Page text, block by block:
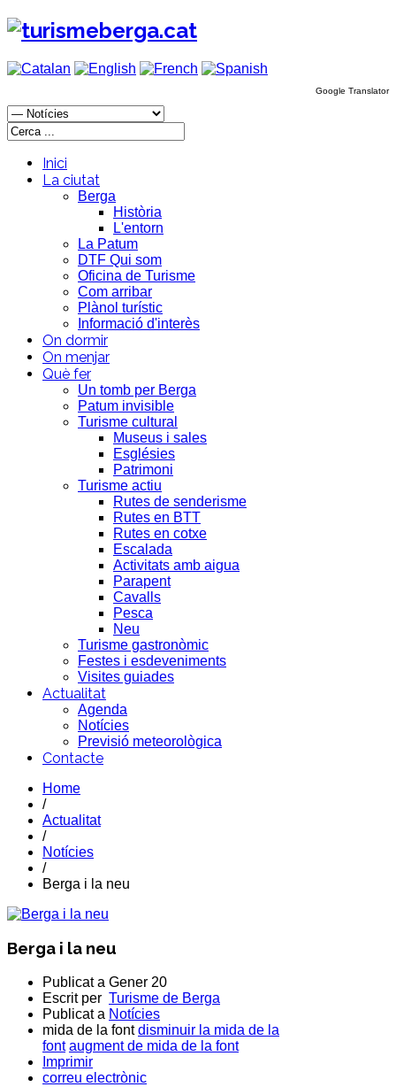
Google Translator
Inici
La ciutat
Berga
Història
L'entorn
La Patum
DTF Qui som
Oficina de Turisme
Com arribar
Plànol turístic
Informació d'interès
On dormir
On menjar
Què fer
Un tomb per Berga
Patum invisible
Turisme cultural
Museus i sales
Esglésies
Patrimoni
Turisme actiu
Rutes de senderisme
Rutes en BTT
Rutes en cotxe
Escalada
Activitats amb aigua
Parapent
Cavalls
Pesca
Neu
Turisme gastronòmic
Festes i esdeveniments
Visites guiades
Actualitat
Agenda
Notícies
Previsió meteorològica
Contacte
Home
/
Actualitat
/
Notícies
/
Berga i la neu
Berga i la neu
Publicat a Gener 20
Escrit per Turisme de Berga
Publicat a Notícies
mida de la font disminuir la mida de la
font augment de mida de la font
Imprimir
correu electrònic